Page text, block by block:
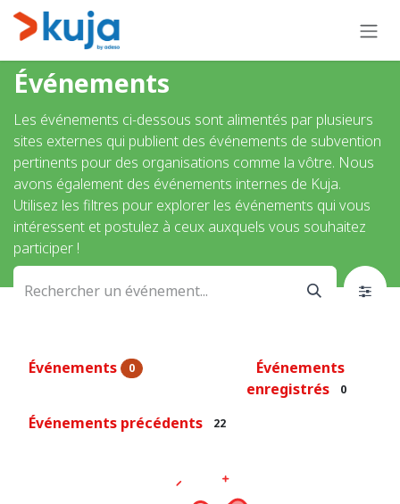
Se rendre au contenu
Événements
Les événements ci-dessous sont alimentés par plusieurs
sites externes qui publient des événements de subvention
pertinents pour des organisations comme la vôtre. Nous
avons également des événements internes de Kuja.
Utilisez les filtres pour explorer les événements qui vous
intéressent et postulez à ceux auxquels vous souhaitez
participer !
Événements 0
Événements
enregistrés
0
Événements précédents 22